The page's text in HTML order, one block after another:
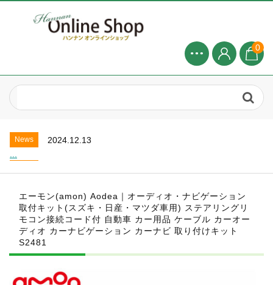
0
2025年 8月お盆休みについて...
News
2025.4.20
News
2024.12.13
News
2025.4.20
お盆休業のお知らせ...
News
2024.12.13
News
2024.8.1
エーモン(amon) Aodea｜オーディオ・ナビゲーション
取付キット(スズキ・日産・マツダ車用) ステアリングリ
モコン接続コード付 自動車 カー用品 ケーブル カーオー
ディオ カーナビゲーション カーナビ 取り付けキット
S2481